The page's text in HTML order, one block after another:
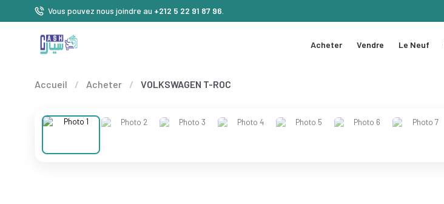
Vous pouvez nous joindre au +212 5 22 91 87 96
Acheter Vendre Le Neuf
Accueil / Acheter / VOLKSWAGEN T-ROC